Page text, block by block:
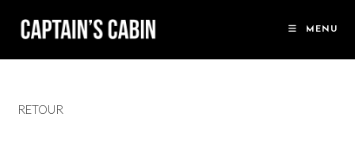
MENU
RETOUR